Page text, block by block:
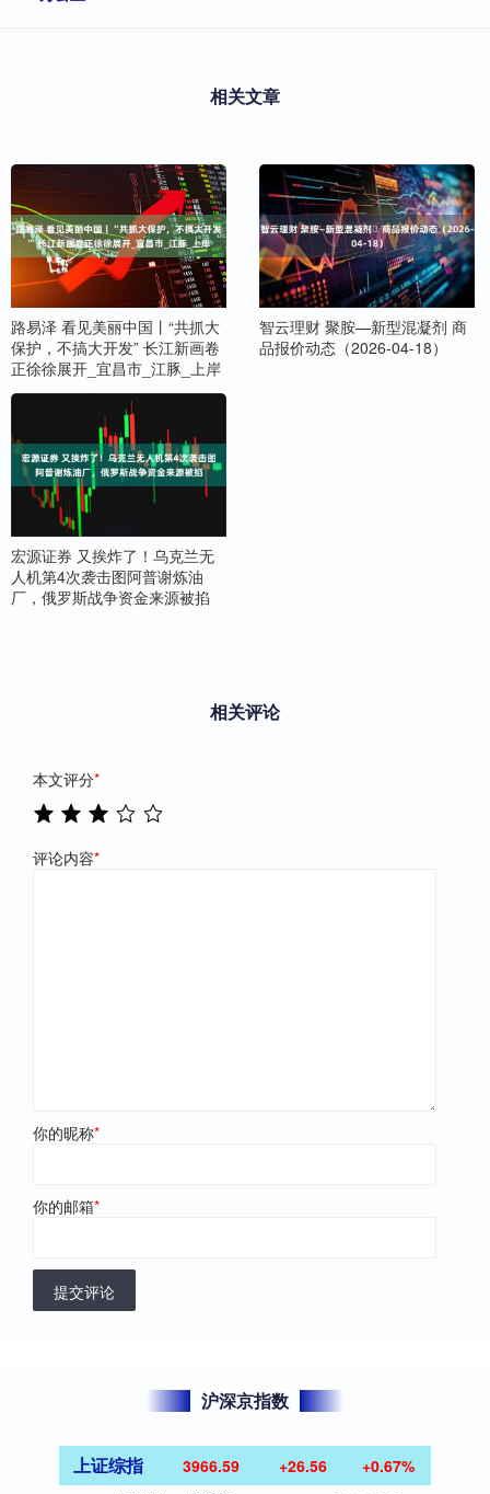
相关文章
路易泽 看见美丽中国丨“共抓大
保护，不搞大开发” 长江新画卷
正徐徐展开_宜昌市_江豚_上岸
智云理财 聚胺—新型混凝剂 商
品报价动态（2026-04-18）
宏源证券 又挨炸了！乌克兰无
人机第4次袭击图阿普谢炼油
厂，俄罗斯战争资金来源被掐
相关评论
本文评分*
评论内容*
你的昵称*
你的邮箱*
提交评论
沪深京指数
上证综指 3966.59 +26.56 +0.67%